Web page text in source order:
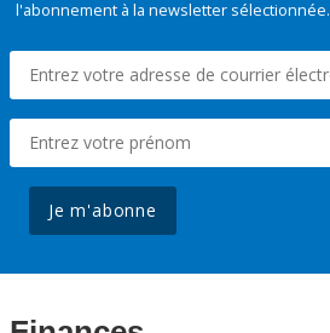
l'abonnement à la newsletter sélectionnée.
Je m'abonne